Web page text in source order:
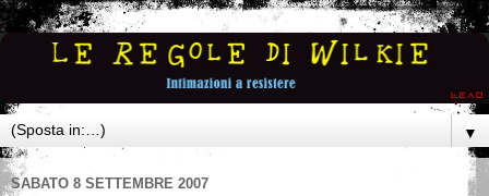
▼
SABATO 8 SETTEMBRE 2007